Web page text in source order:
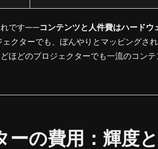
れです——コンテンツと人件費はハードウ
クターでも、ぼんやりとマッピングさ
ほどのプロジェクターでも一流のコン
ーの費用：輝度